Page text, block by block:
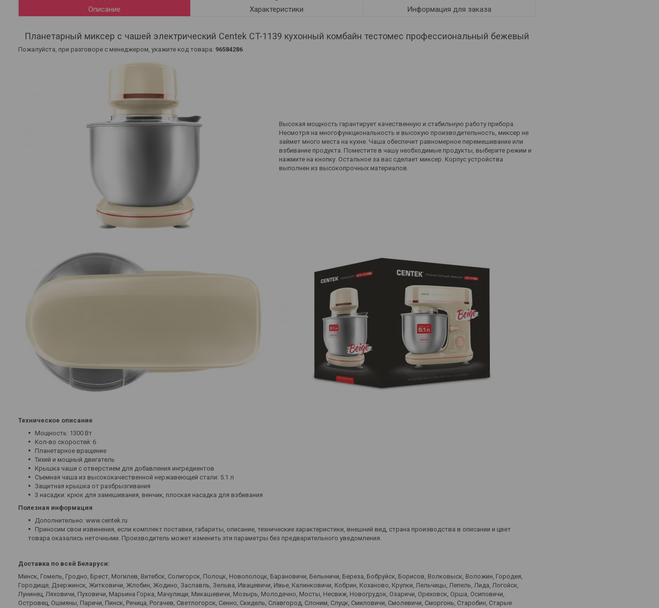
Описание Характеристики Информация для заказа
Планетарный миксер с чашей электрический Centek CT-1139 кухонный комбайн тестомес профессиональный бежевый
Пожалуйста, при разговоре с менеджером, укажите код товара: 96584286
Высокая мощность гарантирует качественную и стабильную работу прибора.
Несмотря на многофункциональность и высокую производительность, миксер не
займет много места на кухне. Чаша обеспечит равномерное перемешивание или
взбивание продукта. Поместите в чашу необходимые продукты, выберите режим и
нажмите на кнопку. Остальное за вас сделает миксер. Корпус устройства
выполнен из высокопрочных материалов.
Техническое описание
Мощность: 1300 Вт
Кол-во скоростей: 6
Планетарное вращение
Тихий и мощный двигатель
Крышка чаши с отверстием для добавления ингредиентов
Съемная чаша из высококачественной нержавеющей стали: 5.1 л
Защитная крышка от разбрызгивания
3 насадки: крюк для замешивания, венчик, плоская насадка для взбивания
Полезная информация
Дополнительно: www.centek.ru
Приносим свои извинения, если комплект поставки, габариты, описание, технические характеристики, внешний вид, страна производства в описании и цвет
товара оказались неточными. Производитель может изменить эти параметры без предварительного уведомления.
Доставка по всей Беларуси:
Минск, Гомель, Гродно, Брест, Могилев, Витебск, Солигорск, Полоцк, Новополоцк, Барановичи, Белыничи, Береза, Бобруйск, Борисов, Волковыск, Воложин, Городея,
Городище, Дзержинск, Житковичи, Жлобин, Жодино, Заславль, Зельва, Ивацевичи, Ивье, Калинковичи, Кобрин, Коханово, Крупки, Лельчицы, Лепель, Лида, Логойск,
Лунинец, Ляховичи, Пуховичи, Марьина Горка, Мачулищи, Микашевичи, Мозырь, Молодечно, Мосты, Несвиж, Новогрудок, Озаричи, Ореховск, Орша, Осиповичи,
Островец, Ошмяны, Паричи, Пинск, Речица, Рогачев, Светлогорск, Сенно, Скидель, Славгород, Слоним, Слуцк, Смиловичи, Смолевичи, Сморгонь, Старобин, Старые